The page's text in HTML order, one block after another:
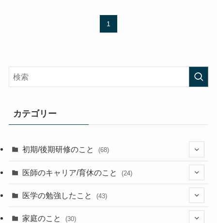
1
カテゴリー
初期/後期研修のこと (68)
(26)
(2)
医師のキャリア/育休のこと (24)
(1)
(1)
医学の勉強したこと (43)
(2)
家庭のこと (30)